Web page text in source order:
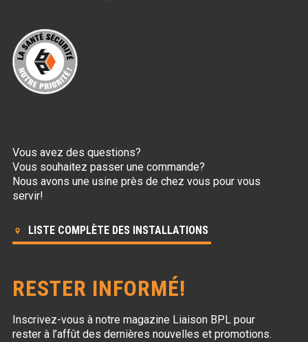
Vous avez des questions?
Vous souhaitez passer une commande?
Nous avons une usine près de chez vous pour vous
servir!
LISTE COMPLÈTE DES INSTALLATIONS
RESTER INFORMÉ!
Inscrivez-vous à notre magazine Liaison BPLpour
rester à l’affût des dernières nouvelles et promotions.